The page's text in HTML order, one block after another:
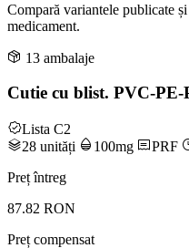
Compară variantele publicate
medicament.
13 ambalaje
Cutie cu blist. PVC-
Lista C2
28 unități
100mg PRF
Preț întreg
87.82 RON
Preț compensat